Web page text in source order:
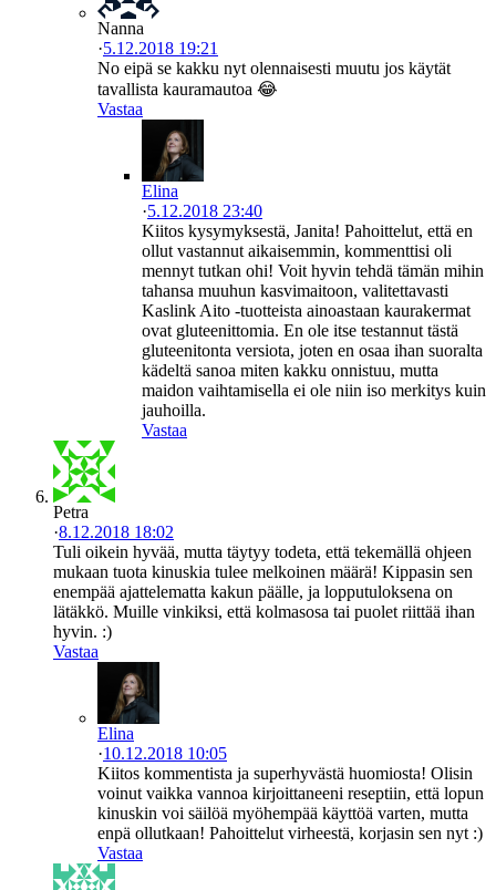
Nanna
·5.12.2018 19:21
No eipä se kakku nyt olennaisesti muutu jos käytät
tavallista kauramautoa 😂
Vastaa
Elina
·5.12.2018 23:40
Kiitos kysymyksestä, Janita! Pahoittelut, että en
ollut vastannut aikaisemmin, kommenttisi oli
mennyt tutkan ohi! Voit hyvin tehdä tämän mihin
tahansa muuhun kasvimaitoon, valitettavasti
Kaslink Aito -tuotteista ainoastaan kaurakermat
ovat gluteenittomia. En ole itse testannut tästä
gluteenitonta versiota, joten en osaa ihan suoralta
kädeltä sanoa miten kakku onnistuu, mutta
maidon vaihtamisella ei ole niin iso merkitys kuin
jauhoilla.
Vastaa
Petra
·8.12.2018 18:02
Tuli oikein hyvää, mutta täytyy todeta, että tekemällä ohjeen
mukaan tuota kinuskia tulee melkoinen määrä! Kippasin sen
enempää ajattelematta kakun päälle, ja lopputuloksena on
lätäkkö. Muille vinkiksi, että kolmasosa tai puolet riittää ihan
hyvin. :)
Vastaa
Elina
·10.12.2018 10:05
Kiitos kommentista ja superhyvästä huomiosta! Olisin
voinut vaikka vannoa kirjoittaneeni reseptiin, että lopun
kinuskin voi säilöä myöhempää käyttöä varten, mutta
enpä ollutkaan! Pahoittelut virheestä, korjasin sen nyt :)
Vastaa